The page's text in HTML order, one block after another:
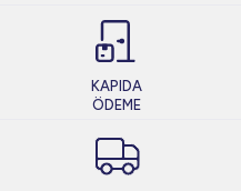
KAPIDA
ÖDEME